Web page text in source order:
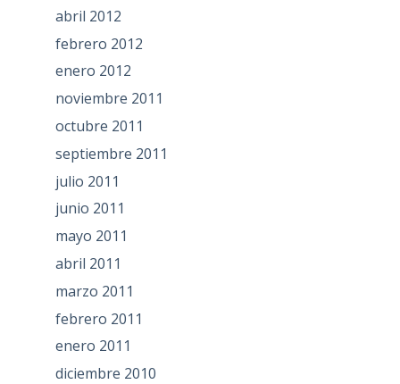
abril 2012
febrero 2012
enero 2012
noviembre 2011
octubre 2011
septiembre 2011
julio 2011
junio 2011
mayo 2011
abril 2011
marzo 2011
febrero 2011
enero 2011
diciembre 2010